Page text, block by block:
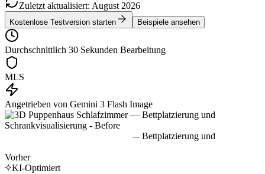
Zuletzt aktualisiert: August 2026
Kostenlose Testversion starten Beispiele ansehen
Durchschnittlich 30 Sekunden Bearbeitung
MLS
Angetrieben von Gemini 3 Flash Image
Vorher
KI-Optimiert